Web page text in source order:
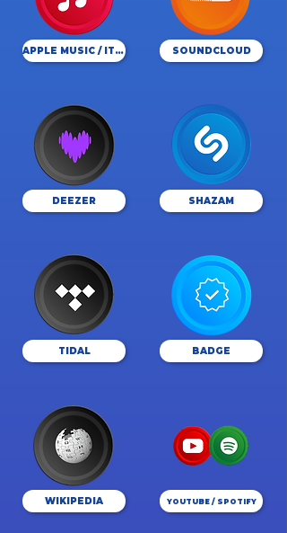
APPLE MUSIC / ITUNES SOUNDCLOUD
DEEZER SHAZAM
TIDAL BADGE
WIKIPEDIA YOUTUBE / SPOTIFY